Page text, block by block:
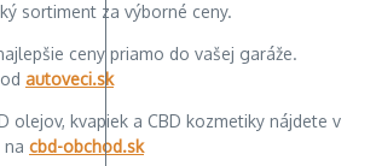
sortiment za výborné ceny.
ceny priamo do vašej garáže.
autoveci.sk
olejov, kvapiek a CBD kozmetiky nájdete v
na cbd-obchod.sk